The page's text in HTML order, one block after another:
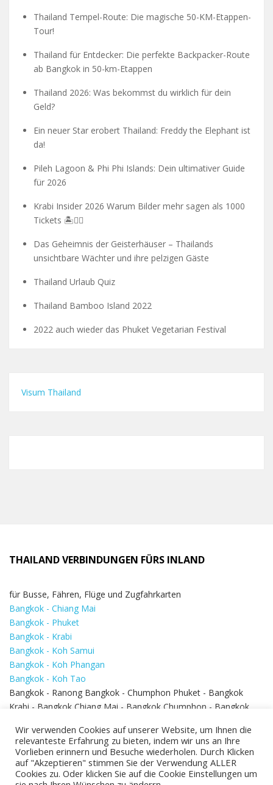
Thailand Tempel-Route: Die magische 50-KM-Etappen-
Tour!
Thailand für Entdecker: Die perfekte Backpacker-Route
ab Bangkok in 50-km-Etappen
Thailand 2026: Was bekommst du wirklich für dein
Geld?
Ein neuer Star erobert Thailand: Freddy the Elephant ist
da!
Pileh Lagoon & Phi Phi Islands: Dein ultimativer Guide
für 2026
Krabi Insider 2026 Warum Bilder mehr sagen als 1000
Tickets 🏝️🧗‍♂️
Das Geheimnis der Geisterhäuser – Thailands
unsichtbare Wächter und ihre pelzigen Gäste
Thailand Urlaub Quiz
Thailand Bamboo Island 2022
2022 auch wieder das Phuket Vegetarian Festival
Visum Thailand
THAILAND VERBINDUNGEN FÜRS INLAND
für Busse, Fähren, Flüge und Zugfahrkarten
Bangkok - Chiang Mai
Bangkok - Phuket
Bangkok - Krabi
Bangkok - Koh Samui
Bangkok - Koh Phangan
Bangkok - Koh Tao
Bangkok - Ranong Bangkok - Chumphon Phuket - Bangkok
Krabi - Bangkok Chiang Mai - Bangkok Chumphon - Bangkok
Bangkok - Hua Hin
Wir verwenden Cookies auf unserer Website, um Ihnen die
relevanteste Erfahrung zu bieten, indem wir uns an Ihre
Vorlieben erinnern und Besuche wiederholen. Durch Klicken
auf "Akzeptieren" stimmen Sie der Verwendung ALLER
Cookies zu. Oder klicken Sie auf die Cookie Einstellungen um